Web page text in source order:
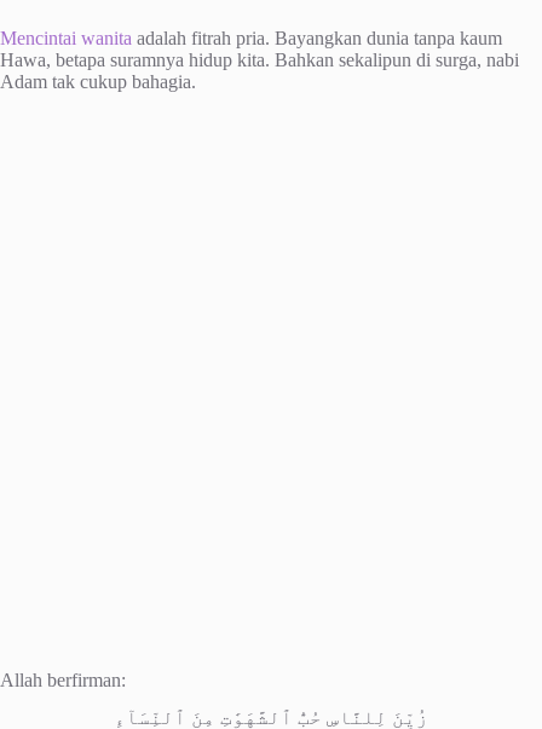
Mencintai wanita adalah fitrah pria. Bayangkan dunia tanpa kaum
Hawa, betapa suramnya hidup kita. Bahkan sekalipun di surga, nabi
Adam tak cukup bahagia.
Allah berfirman:
زُيِّنَ لِلنَّاسِ حُبُّ ٱلشَّهَوَٰتِ مِنَ ٱلنِّسَآءِ